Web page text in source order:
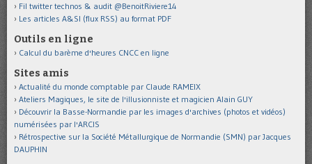
Fil twitter technos & audit @BenoitRiviere14
Les articles A&SI (flux RSS) au format PDF
Outils en ligne
Calcul du barème d'heures CNCC en ligne
Sites amis
Actualité du monde comptable par Claude RAMEIX
Ateliers Magiques, le site de l'illusionniste et magicien Alain GUY
Découvrir la Basse-Normandie par les images d'archives (photos et vidéos)
numérisées par l'ARCIS
Rétrospective sur la Société Métallurgique de Normandie (SMN) par Jacques
DAUPHIN